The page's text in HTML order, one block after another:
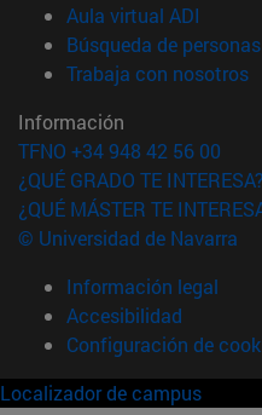
Aula virtual ADI
Búsqueda de personas
Trabaja con nosotros
Información
TFNO +34 948 42 56 00
¿QUÉ GRADO TE INTERESA?
¿QUÉ MÁSTER TE
© Universidad de Navarra
Información legal
Accesibilidad
Configuración de
Localizador de campus